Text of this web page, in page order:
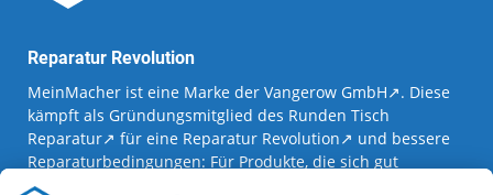
Reparatur Revolution
MeinMacher ist eine Marke der Vangerow GmbH↗. Diese
kämpft als Gründungsmitglied des Runden Tisch
Reparatur↗ für eine Reparatur Revolution↗ und bessere
Reparaturbedingungen: Für Produkte, die sich gut
reparieren lassen, für günstigere Ersatzteile und den